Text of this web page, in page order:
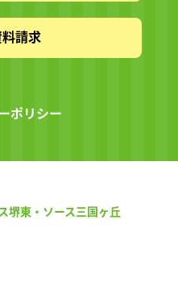
請求
ポリシー
東・ソース三国ヶ丘